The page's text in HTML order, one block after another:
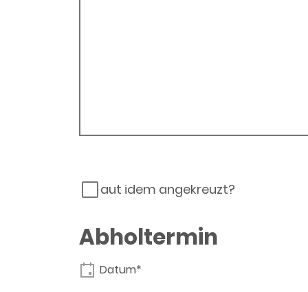
aut idem angekreuzt?
Abholtermin
Datum*